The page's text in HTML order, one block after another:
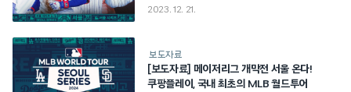
2023. 12. 21.
보도자료
[보도자료] 메이저리그 개막전 서울 온다!
쿠팡플레이, 국내 최초의 MLB 월드투어